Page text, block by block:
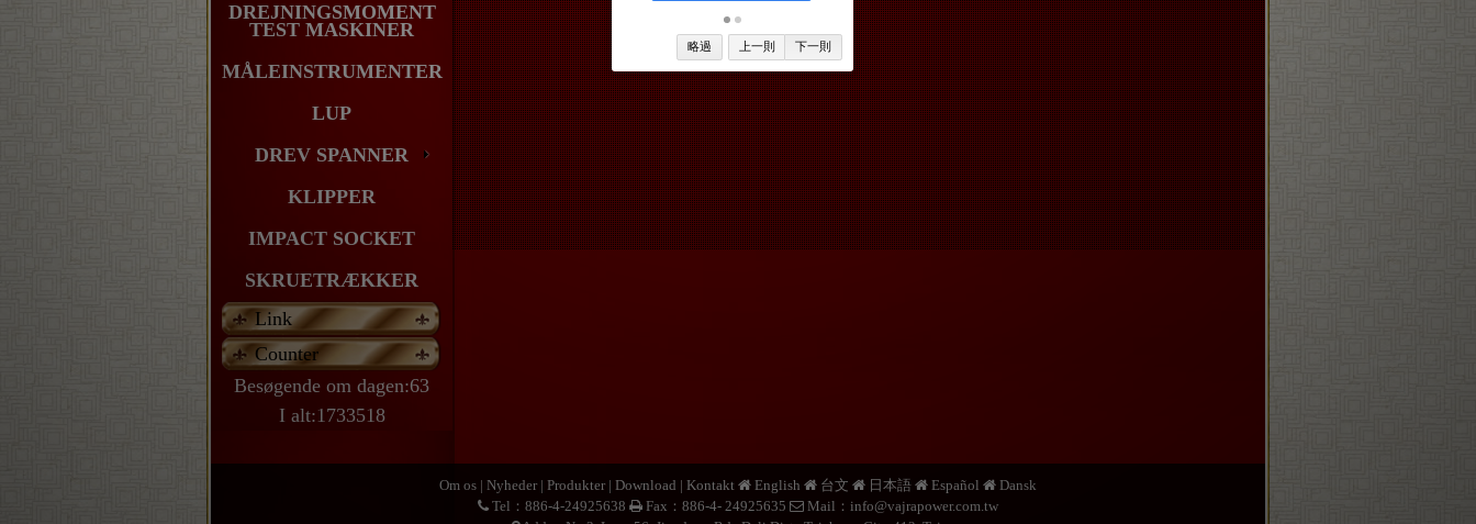
DREJNINGSMOMENT
TEST MASKINER
MÅLEINSTRUMENTER
LUP
DREV SPANNER
KLIPPER
IMPACT SOCKET
SKRUETRÆKKER
Link
Counter
Besøgende om dagen:63
I alt:1733518
Om os | Nyheder | Produkter | Download | Kontakt English 台文 日本語 Español
Dansk
Tel：886-4-24925638
Fax：886-4- 24925635 Mail： info@vajrapower.com.tw
略過 上一則 下一則